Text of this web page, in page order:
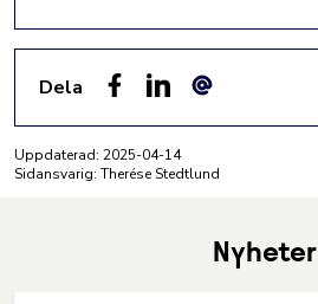
Dela
Uppdaterad: 2025-04-14
Sidansvarig: Therése Stedtlund
Nyheter